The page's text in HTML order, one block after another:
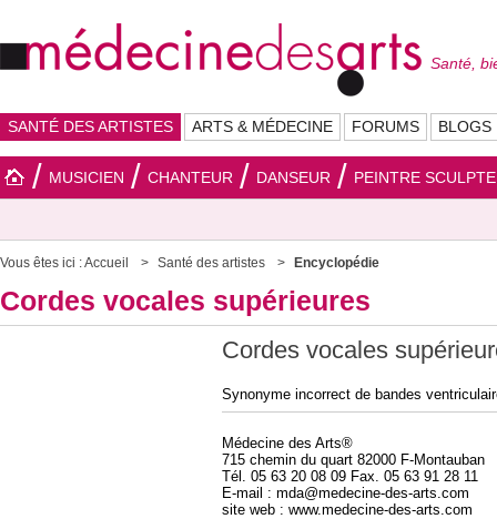
Santé,
SANTÉ DES ARTISTES ARTS & MÉDECINE FORUMS BLOGS
MUSICIEN CHANTEUR DANSEUR PEINTRE
Vous êtes ici :Accueil Santé des artistes Encyclopédie
Cordes vocales supérieures
Cordes vocales
Synonyme incorrect de bandes
Médecine des Arts®
715 chemin du quart 82000 F-Montauban
Tél. 05 63 20 08 09 Fax. 05 63 91 28 11
E-mail : mda@medecine-des-arts.com
site web : www.medecine-des-arts.com